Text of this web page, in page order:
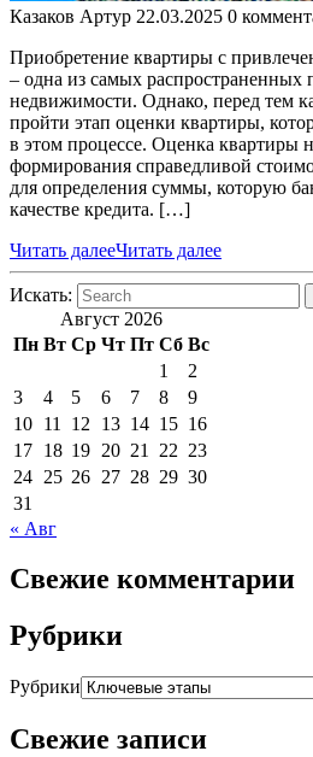
Казаков Артур 22.03.2025 0
Приобретение квартиры с
– одна из самых распространенных
недвижимости. Однако, перед тем
пройти этап оценки квартиры,
в этом процессе. Оценка квартиры
формирования справедливой
для определения суммы, которую
качестве кредита. […]
Читать далееЧитать далее
Искать:
Август 2026
Пн Вт Ср Чт Пт Сб Вс
1
2
3
4 5 6 7 8
9
10 11 12 13 14 15 16
17 18 19 20 21 22 23
24 25 26 27 28 29 30
31
« Авг
Свежие комментарии
Рубрики
Рубрики
Свежие записи